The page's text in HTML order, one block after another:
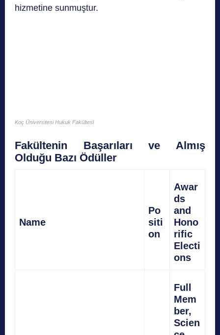
hizmetine sunmuştur.
Koç Üniversitesi Hukuk Fakültesi
Fakültenin Başarıları ve Almış
Olduğu Bazı Ödüller
Name
Po
siti
on
Awar
ds
and
Hono
rific
Electi
ons
Full
Mem
ber,
Scien